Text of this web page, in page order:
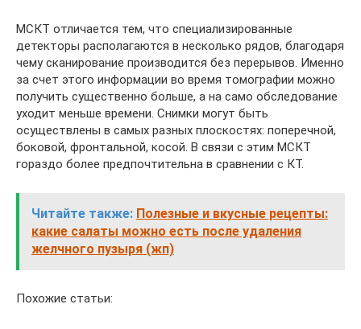
МСКТ отличается тем, что специализированные
детекторы располагаются в несколько рядов, благодаря
чему сканирование производится без перерывов. Именно
за счет этого информации во время томографии можно
получить существенно больше, а на само обследование
уходит меньше времени. Снимки могут быть
осуществлены в самых разных плоскостях: поперечной,
боковой, фронтальной, косой. В связи с этим МСКТ
гораздо более предпочтительна в сравнении с КТ.
Читайте также: Полезные и вкусные рецепты:
какие салаты можно есть после удаления
желчного пузыря (жп)
Похожие статьи: